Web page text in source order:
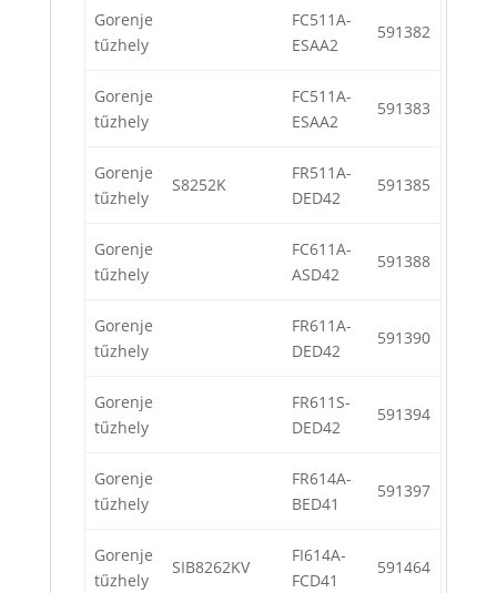
Gorenje
tűzhely
FC511A-
ESAA2
591382
Gorenje
tűzhely
FC511A-
ESAA2
591383
Gorenje
tűzhely
S8252K
FR511A-
DED42
591385
Gorenje
tűzhely
FC611A-
ASD42
591388
Gorenje
tűzhely
FR611A-
DED42
591390
Gorenje
tűzhely
FR611S-
DED42
591394
Gorenje
tűzhely
FR614A-
BED41
591397
Gorenje
tűzhely
SIB8262KV
FI614A-
FCD41
591464